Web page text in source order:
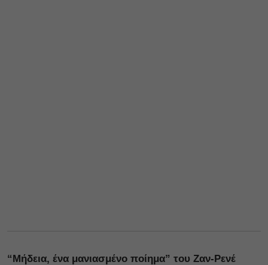
“Μήδεια, ένα μανιασμένο ποίημα” του Ζαν-Ρενέ